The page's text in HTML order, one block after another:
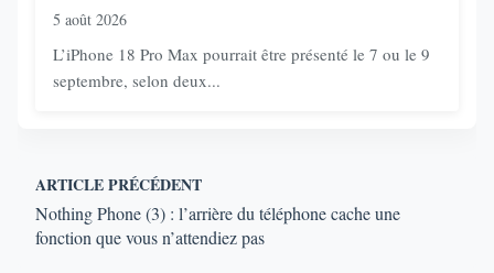
5 août 2026
L’iPhone 18 Pro Max pourrait être présenté le 7 ou le 9
septembre, selon deux...
ARTICLE PRÉCÉDENT
Nothing Phone (3) : l’arrière du téléphone cache une
fonction que vous n’attendiez pas